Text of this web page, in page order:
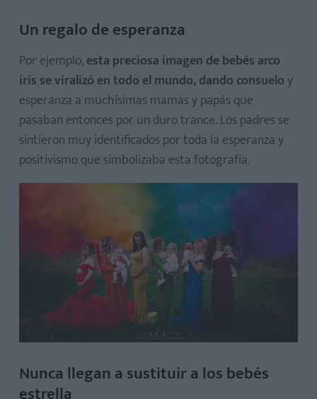
Un regalo de esperanza
Por ejemplo,esta preciosa imagen de bebés arco
iris se viralizó en todo el mundo, dando consueloy
esperanza a muchísimas mamás y papás que
pasaban entonces por un duro trance. Los padres se
sintieron muy identificados por toda la esperanza y
positivismo que simbolizaba esta fotografía.
Nunca llegan a sustituir a los bebés